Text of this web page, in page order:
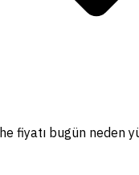
fiyatı bugün neden